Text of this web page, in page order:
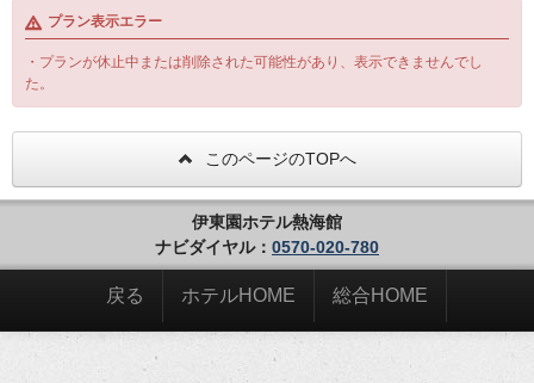
プラン表示エラー
・プランが休止中または削除された可能性があり、表示できませんでし
た。
このページのTOPへ
伊東園ホテル熱海館
ナビダイヤル： 0570-020-780
戻る ホテルHOME 総合HOME